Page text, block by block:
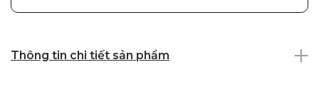
Thông tin chi tiết sản phẩm